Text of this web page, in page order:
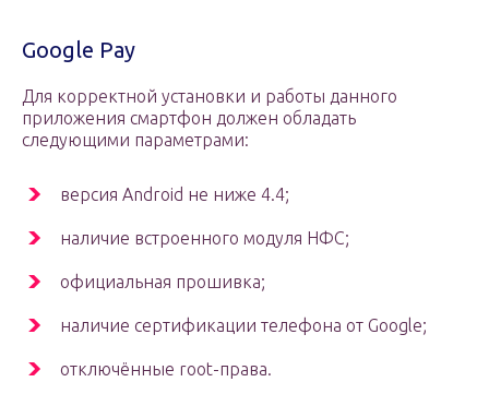
Google Pay
Для корректной установки и работы данного
приложения смартфон должен обладать
следующими параметрами:
версия Android не ниже 4.4;
наличие встроенного модуля НФС;
официальная прошивка;
наличие сертификации телефона от Google;
отключённые root-права.